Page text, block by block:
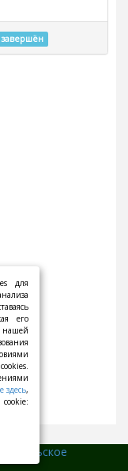
завершён
для
его
нашей
здесь,